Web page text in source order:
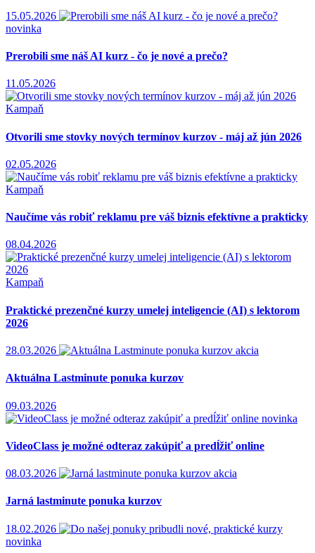
15.05.2026
novinka
Prerobili sme náš AI kurz - čo je nové a prečo?
11.05.2026
Kampaň
Otvorili sme stovky nových termínov kurzov - máj až jún 2026
02.05.2026
Kampaň
Naučíme vás robiť reklamu pre váš biznis efektívne a prakticky
08.04.2026
Kampaň
Praktické prezenčné kurzy umelej inteligencie (AI) s lektorom
2026
28.03.2026 akcia
Aktuálna Lastminute ponuka kurzov
09.03.2026
novinka
VideoClass je možné odteraz zakúpiť a predĺžiť online
08.03.2026 akcia
Jarná lastminute ponuka kurzov
18.02.2026
novinka